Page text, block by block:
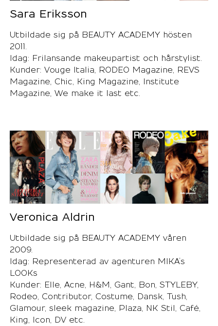
Sara Eriksson
Utbildade sig på BEAUTY ACADEMY hösten
2011.
Idag: Frilansande makeupartist och hårstylist.
Kunder: Vouge Italia, RODEO Magazine, REVS
Magazine, Chic, King Magazine, Institute
Magazine, We make it last etc.
Veronica Aldrin
Utbildade sig på BEAUTY ACADEMY våren
2009.
Idag: Representerad av agenturen MIKA’s
LOOKs
Kunder: Elle, Acne, H&M, Gant, Bon, STYLEBY,
Rodeo, Contributor, Costume, Dansk, Tush,
Glamour, sleek magazine, Plaza, NK Stil, Café,
King, Icon, DV etc.